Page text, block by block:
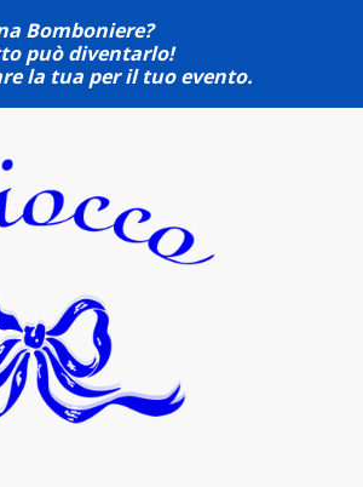
Bomboniere?
può diventarlo!
la tua per il tuo evento.